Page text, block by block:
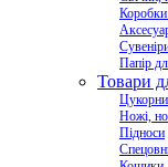
Коробки
Папір
Товари
Ножі,
Підноси